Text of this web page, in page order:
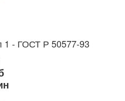
1 - ГОСТ Р 50577-93